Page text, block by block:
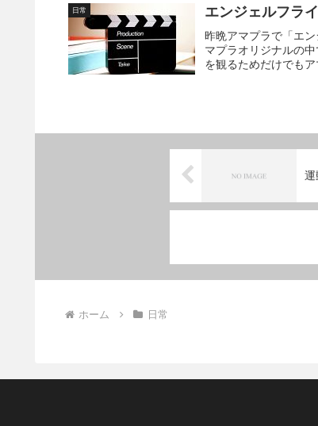
日常 エンジェルフラ
昨晩アマプラで「エ
マプラオリジナルの
を観るためだけでも
運
ホーム 日常